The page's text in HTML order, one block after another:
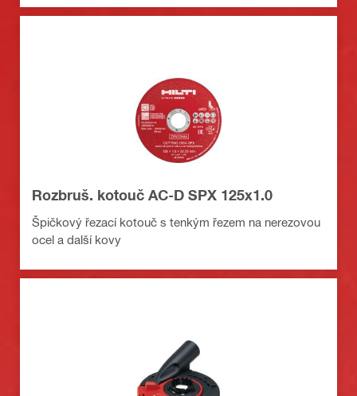
Rozbruš. kotouč AC-D SPX 125x1.0
Špičkový řezací kotouč s tenkým řezem na nerezovou
ocel a další kovy